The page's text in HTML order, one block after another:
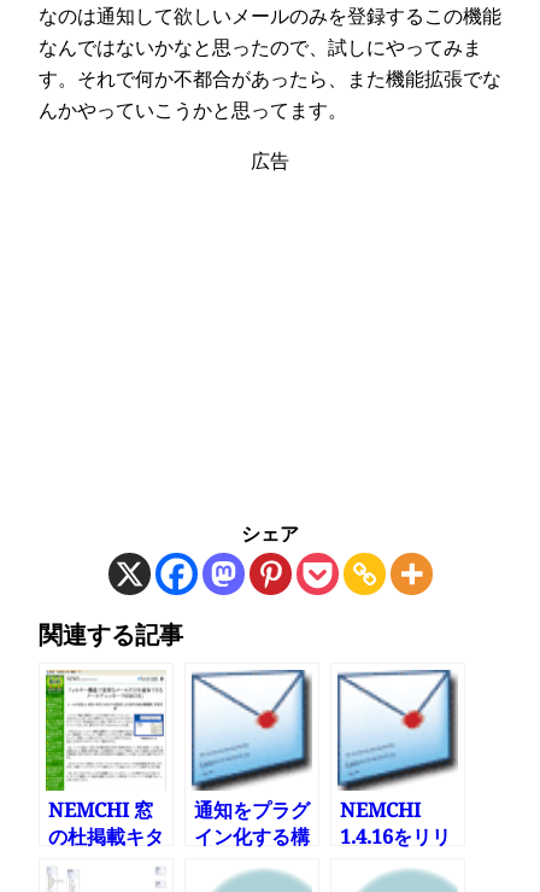
なのは通知して欲しいメールのみを登録するこの機能
なんではないかなと思ったので、試しにやってみま
す。それで何か不都合があったら、また機能拡張でな
んかやっていこうかと思ってます。
広告
シェア
関連する記事
NEMCHI 窓
の杜掲載キタ
ー(ﾟ∀ﾟ)
通知をプラグ
イン化する構
NEMCHI
1.4.16をリリ